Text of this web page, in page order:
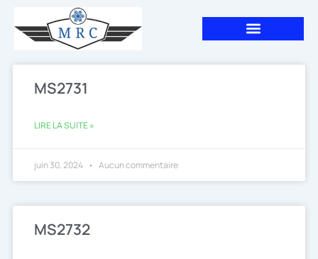
contenu
MS2731
LIRE LA SUITE »
juin 30, 2024 Aucun commentaire
MS2732